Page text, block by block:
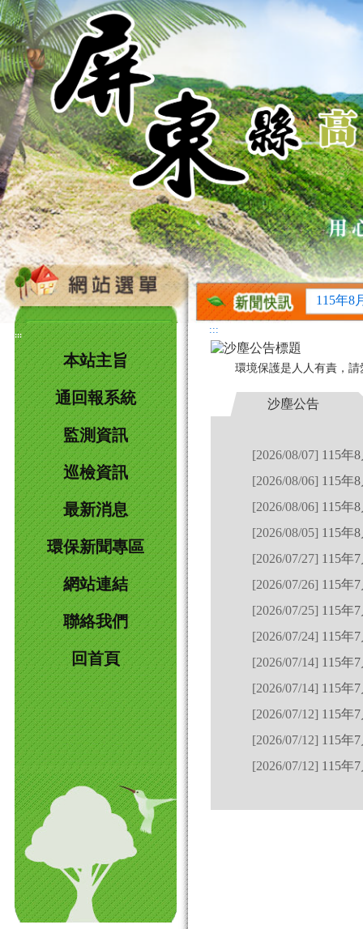
115年8
115年8
115年8
115年8
115年8
115年8
:::
本站主旨
通回報系統
監測資訊
巡檢資訊
最新消息
環保新聞專區
網站連結
聯絡我們
回首頁
.
:::
環境保護是人人有責，
沙塵公告
[2026/08/07] 115年
[2026/08/06] 115年
[2026/08/06] 115年
[2026/08/05] 115年
[2026/07/27] 115年
[2026/07/26] 115年
[2026/07/25] 115年
[2026/07/24] 115年
[2026/07/14] 115年
[2026/07/14] 115年
[2026/07/12] 115年
[2026/07/12] 115年
[2026/07/12] 115年